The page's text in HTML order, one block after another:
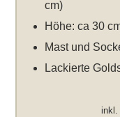
cm)
Höhe: ca 30
Mast und
Lackierte